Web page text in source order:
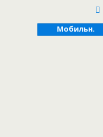
Мобильн.